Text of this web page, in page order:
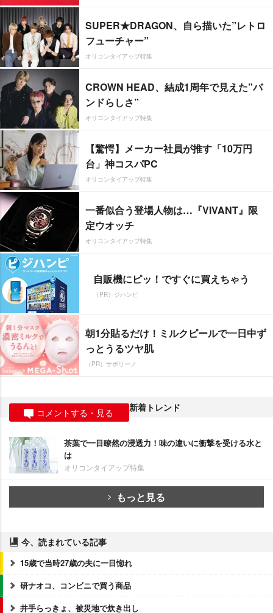
SUPER★DRAGON、自ら描いた”レトロ
フューチャー”
オリコンタイアップ特集
CROWN HEAD、結成1周年で見えた”バ
ンドらしさ”
オリコンタイアップ特集
【驚愕】メーカー社員が推す「10万円
台」神コスパPC
オリコンタイアップ特集
一番似合う登場人物は…『VIVANT』限
定ウオッチ
オリコンタイアップ特集
自販機にピッ！ですぐに買えちゃう
（PR）ジハンピ
朝1分貼るだけ！ミルクピールで一日中ず
っとうるツヤ肌
（PR）サボリーノ
コメントする・見る 新着トレンド
茶葉で一目瞭然の浸透力！味の違いに衝撃を受ける水と
は
オリコンタイアップ特集
もっと見る
今、読まれている記事
15歳で当時27歳の夫に一目惚れ
研ナオコ、コンビニで買う商品
井手らっきょ、被災地で炊き出し